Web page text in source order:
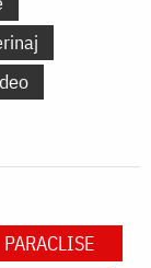
PARACLISE